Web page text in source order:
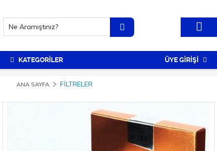
KATEGORİLER ÜYE GİRİŞİ
ANA SAYFA FILTRELER